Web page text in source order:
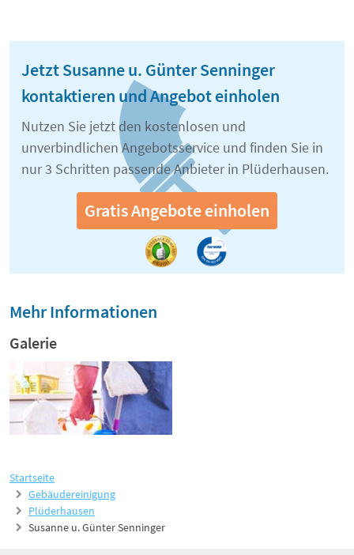
Startseite
Gebäudereinigung
Plüderhausen
Susanne u. Günter Senninger
Jetzt Susanne u. Günter Senninger
kontaktieren und Angebot einholen
Nutzen Sie jetzt den kostenlosen und
unverbindlichen Angebotsservice und finden Sie in
nur 3 Schritten passende Anbieter in Plüderhausen.
Gratis Angebote einholen
Mehr Informationen
Galerie